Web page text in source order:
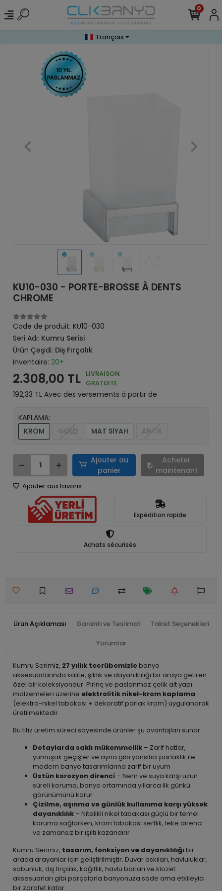
0
Français
KU10-030 - PORTE-BROSSE À DENTS
CHROME
Code de produit: KU10-030
Seri Adı: Kumru Serisi
Ürün Çeşidi: Diş Fırçalık
Inventaire: 20+
2.308,00 TL LIVRAISON
GRATUITE
192,33 TL Avec des versements à partir de
KAPLAMA:
KROM
GOLD MAT SİYAH ANTİK
Ajouter au
panier
Acheter
maintenant
Ajouter aux favoris
Expédition rapide
Achats sécurisés
Ürün Açıklaması Garanti ve Teslimat Taksit Seçenekleri
Yorumlar
Kumru Serimiz, 27 yıllık tecrübemizle banyo
aksesuarlarında kalite, şıklık ve dayanıklılığı bir araya getiren
özel bir koleksiyondur. Pirinç ve paslanmaz çelik alt yapı
malzemeleri üzerine elektrolitik nikel-krom kaplama
(elektro-nikel tabakası + dekoratif parlak krom) uygulanarak
üretilmektedir.
Bu titiz üretim süreci sayesinde ürünler şu avantajları sunar:
Detaylarda saklı mükemmellik – Zarif hatlar,
yumuşak geçişler ve ayna gibi yansıtıcı parlaklık ile
modern banyo tasarımlarına zarif bir uyum
Üstün korozyon direnci – Nem ve suya karşı uzun
süreli koruma, banyo ortamında yıllarca ilk günkü
görünümünü korur
Çizilme, aşınma ve günlük kullanıma karşı yüksek
dayanıklılık – Nitelikli nikel tabakası güçlü bir temel
koruma sağlarken, krom tabakası sertlik, leke direnci
ve zamansız bir ışıltı kazandırır
Kumru Serimiz, tasarım, fonksiyon ve dayanıklılığı bir
arada arayanlar için geliştirilmiştir. Duvar askıları, havluluklar,
sabunluk, diş fırçalık, kağıtlık, havlu barları ve klozet
aksesuarları gibi parçalarla banyonuza sade ama etkileyici
bir zarafet katar.